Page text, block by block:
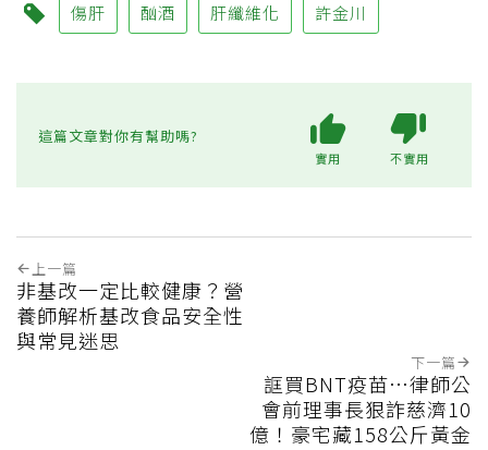
傷肝 酗酒 肝纖維化 許金川
這篇文章對你有幫助嗎?
實用 不實用
上一篇
非基改一定比較健康？營
養師解析基改食品安全性
與常見迷思
下一篇
誆買BNT疫苗…律師公
會前理事長狠詐慈濟10
億！豪宅藏158公斤黃金